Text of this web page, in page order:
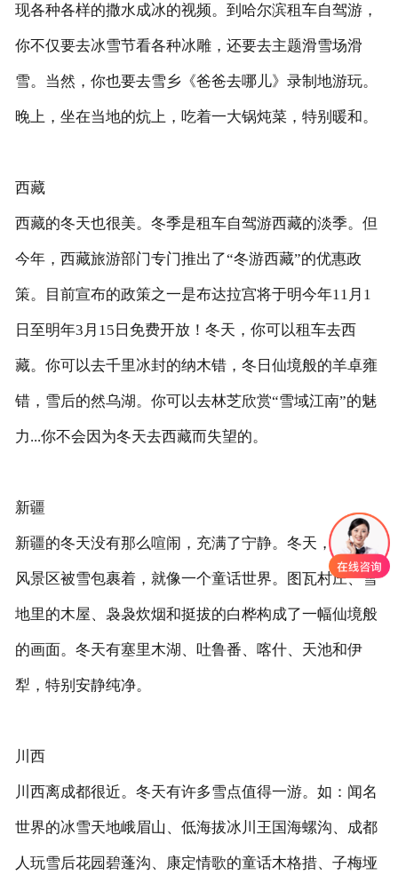
现各种各样的撒水成冰的视频。到哈尔滨租车自驾游，
你不仅要去冰雪节看各种冰雕，还要去主题滑雪场滑
雪。当然，你也要去雪乡《爸爸去哪儿》录制地游玩。
晚上，坐在当地的炕上，吃着一大锅炖菜，特别暖和。
西藏
西藏的冬天也很美。冬季是租车自驾游西藏的淡季。但
今年，西藏旅游部门专门推出了“冬游西藏”的优惠政
策。目前宣布的政策之一是布达拉宫将于明今年11月1
日至明年3月15日免费开放！冬天，你可以租车去西
藏。你可以去千里冰封的纳木错，冬日仙境般的羊卓雍
错，雪后的然乌湖。你可以去林芝欣赏“雪域江南”的魅
力...你不会因为冬天去西藏而失望的。
新疆
新疆的冬天没有那么喧闹，充满了宁静。冬天，喀纳斯
风景区被雪包裹着，就像一个童话世界。图瓦村庄、雪
地里的木屋、袅袅炊烟和挺拔的白桦构成了一幅仙境般
的画面。冬天有塞里木湖、吐鲁番、喀什、天池和伊
犁，特别安静纯净。
川西
川西离成都很近。冬天有许多雪点值得一游。如：闻名
世界的冰雪天地峨眉山、低海拔冰川王国海螺沟、成都
人玩雪后花园碧蓬沟、康定情歌的童话木格措、子梅垭